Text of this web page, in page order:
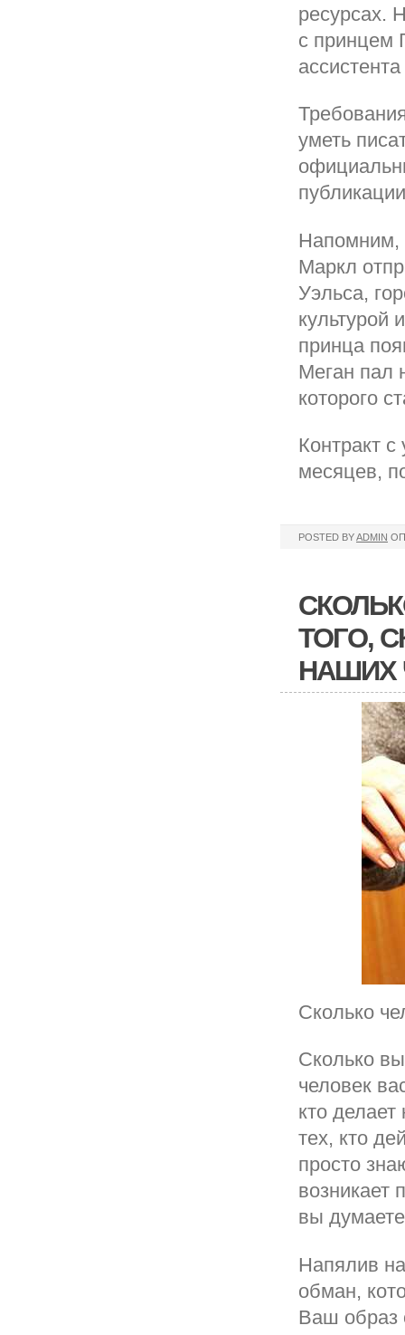
ресурсах.
с принцем
уметь
Напомним,
Маркл
Уэльса,
культурой
принца
Меган пал
которого
Контракт
месяцев,
POSTED BYADMIN
ТОГО,
НАШИХ
Сколько
Сколько
человек
кто
тех, кто
просто
возникает
вы
Напялив
обман,
Ваш образ